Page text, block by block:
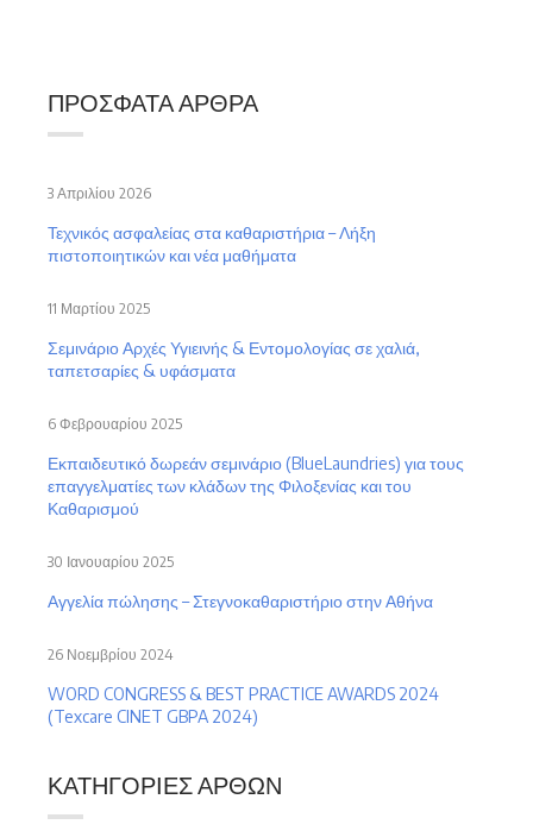
ΠΡΌΣΦΑΤΑ ΆΡΘΡΑ
Τεχνικός ασφαλείας στα καθαριστήρια – Λήξη
πιστοποιητικών και νέα μαθήματα
3 Απριλίου 2026
Σεμινάριο Αρχές Υγιεινής & Εντομολογίας σε χαλιά,
ταπετσαρίες & υφάσματα
11 Μαρτίου 2025
Εκπαιδευτικό δωρεάν σεμινάριο (BlueLaundries) για τους
επαγγελματίες των κλάδων της Φιλοξενίας και του
Καθαρισμού
6 Φεβρουαρίου 2025
Αγγελία πώλησης – Στεγνοκαθαριστήριο στην Αθήνα
30 Ιανουαρίου 2025
WORD CONGRESS & BEST PRACTICE AWARDS 2024
(Texcare CINET GBPA 2024)
26 Νοεμβρίου 2024
ΚΑΤΗΓΟΡΊΕΣ ΆΡΘΩΝ